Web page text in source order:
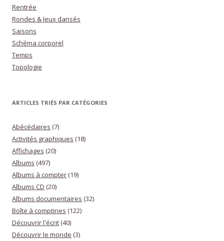
Rentrée
Rondes & Jeux dansés
Saisons
Schéma corporel
Temps
Topologie
ARTICLES TRIÉS PAR CATÉGORIES
Abécédaires (7)
Activités graphiques (18)
Affichages (20)
Albums (497)
Albums à compter (19)
Albums CD (20)
Albums documentaires (32)
Boîte à comptines (122)
Découvrir l'écrit (40)
Découvrir le monde (3)